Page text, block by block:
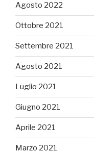
Agosto 2022
Ottobre 2021
Settembre 2021
Agosto 2021
Luglio 2021
Giugno 2021
Aprile 2021
Marzo 2021